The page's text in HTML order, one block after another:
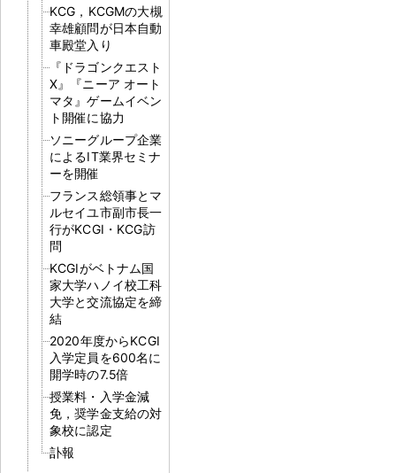
KCG，KCGMの大槻
幸雄顧問が日本自動
車殿堂入り
『ドラゴンクエスト
X』『ニーア オート
マタ』ゲームイベン
ト開催に協力
ソニーグループ企業
によるIT業界セミナ
ーを開催
フランス総領事とマ
ルセイユ市副市長一
行がKCGI・KCG訪
問
KCGIがベトナム国
家大学ハノイ校工科
大学と交流協定を締
結
2020年度からKCGI
入学定員を600名に
開学時の7.5倍
授業料・入学金減
免，奨学金支給の対
象校に認定
訃報